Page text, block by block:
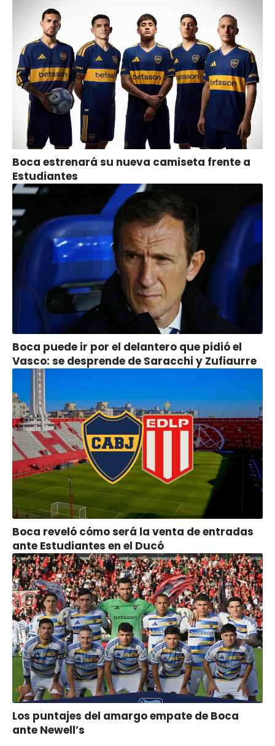
Boca estrenará su nueva camiseta frente a
Estudiantes
Boca puede ir por el delantero que pidió el
Vasco: se desprende de Saracchi y Zufiaurre
Boca reveló cómo será la venta de entradas
ante Estudiantes en el Ducó
Los puntajes del amargo empate de Boca
ante Newell’s